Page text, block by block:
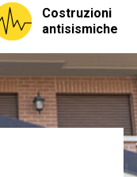
Costruzioni
antisismiche